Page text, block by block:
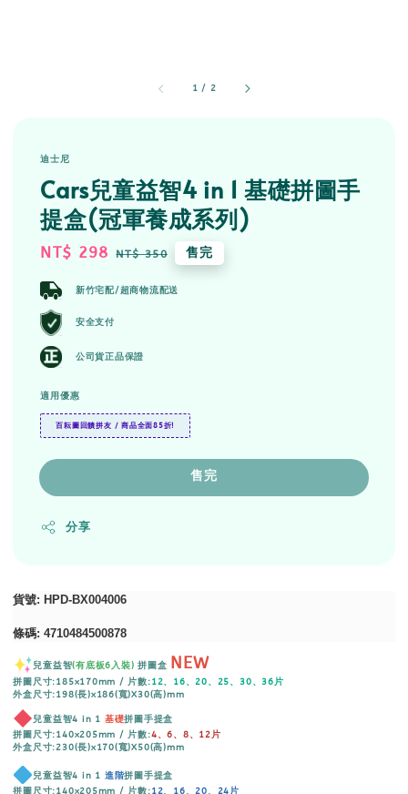
1 / 2
迪士尼
Cars兒童益智4 in 1 基礎拼圖手
提盒(冠軍養成系列)
Sale
NT$ 298 Regular
NT$ 350 售完
新竹宅配/超商物流配送
安全支付
公司貨正品保證
適用優惠
百耘圖回饋拼友 / 商品全面85折!
售完
分享
貨號: HPD-BX004006
條碼:4710484500878
兒童益智(有底板6入裝)拼圖盒 NEW
拼圖尺寸:185x170mm / 片數:12、16、20、25、30、36片
外盒尺寸:198(長)x186(寬)X30(高)mm
兒童益智4 in 1 基礎拼圖手提盒
拼圖尺寸:140x205mm / 片數:4、6、8、12片
外盒尺寸:230(長)x170(寬)X50(高)mm
兒童益智4 in 1 進階拼圖手提盒
拼圖尺寸:140x205mm / 片數:12、16、20、24片